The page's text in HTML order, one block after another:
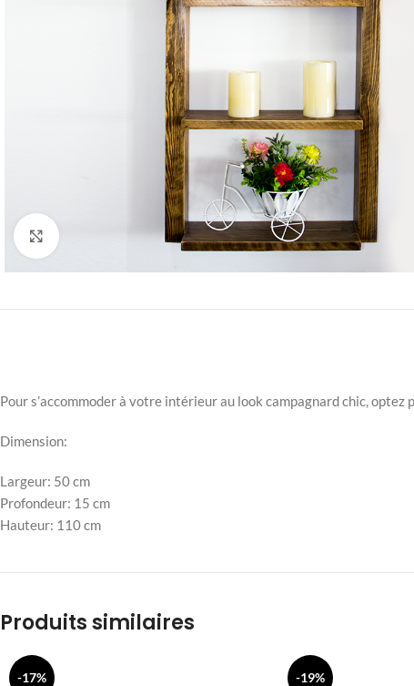
Click to enlarge
Pour s’accommoder à votre intérieur au look campagnard chic,
Dimension:
Largeur: 50 cm
Profondeur: 15 cm
Hauteur: 110 cm
Produits similaires
-17% -19%